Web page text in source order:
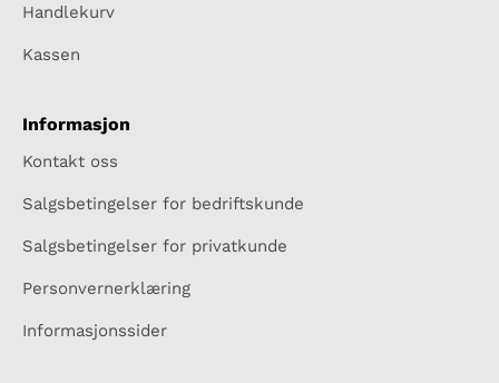
Handlekurv
Kassen
Informasjon
Kontakt oss
Salgsbetingelser for bedriftskunde
Salgsbetingelser for privatkunde
Personvernerklæring
Informasjonssider